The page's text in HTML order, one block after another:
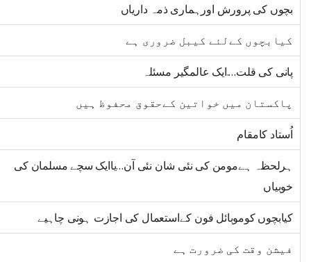
بچوں کی پرورش اورہماری ذمہ داریاں
کیابچوں کےلئے کیبل ضروری ہے
پانی کی قلت….ایک عالمگیر مسئلہ
پاکستان میں خواتین کےحقوق محفوظ ہیں
اُستاد کامقام
ہرلحظہ ہےمومن کی نئی شان نئی آن…یاایک سچے مسلمان کی
خوبیاں
کیابچوں کوموبائل فون کےاستعمال کی اجازت ہونی چاہیے
فیشن وقت کی ضرورت ہے